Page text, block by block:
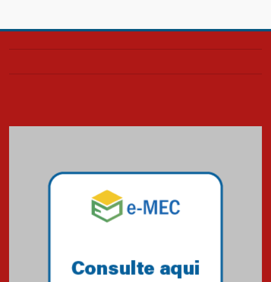
Confira como foi o culto mensal
Mackenzie mobiliza campanha
solidária para apoiar famílias em
Minas Gerais
Primeiro culto do ano ressalta o